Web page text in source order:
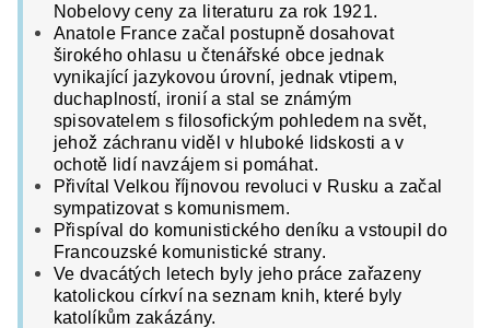
Nobelovy ceny za literaturu za rok 1921.
Anatole France začal postupně dosahovat
širokého ohlasu u čtenářské obce jednak
vynikající jazykovou úrovní, jednak vtipem,
duchaplností, ironií a stal se známým
spisovatelem s filosofickým pohledem na svět,
jehož záchranu viděl v hluboké lidskosti a v
ochotě lidí navzájem si pomáhat.
Přivítal Velkou říjnovou revoluci v Rusku a začal
sympatizovat s komunismem.
Přispíval do komunistického deníku a vstoupil do
Francouzské komunistické strany.
Ve dvacátých letech byly jeho práce zařazeny
katolickou církví na seznam knih, které byly
katolíkům zakázány.